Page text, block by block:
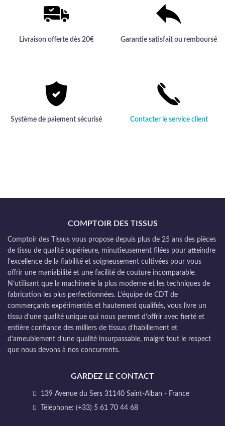
Livraison offerte dès 20€ Garantie satisfait ou remboursé
Système de paiement sécurisé Contacter le service client
COMPTOIR DES TISSUS
Comptoir des Tissus vous propose depuis plus de 25 ans des pièces
de tissu de qualité supérieure, minutieusement filées pour atteindre
l’excellence de la fiabilité et soigneusement cultivées pour vous
offrir une maniabilité et une facilité de couture incomparable.
N’utilisant que la machinerie la plus moderne et les techniques de
fabrication les plus perfectionnées. L’équipe de CDT de
commerçants expérimentés et hautement qualifiés, vous livre un
tissu d’une qualité unique qui nous permet d’offrir avec fierté et
entière confiance des milliers de tissus d’habillement et
d’ameublement d’une qualité insurpassable, malgré tout le respect
que nous devons à nos concurrents.
GARDEZ LE CONTACT
139 Avenue du Sers 31140 Saint-Alban - France
Téléphone: (+33) 5 61 70 44 68